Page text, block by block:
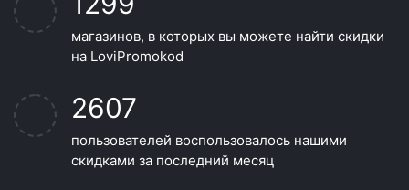
магазинов, в которых вы можете найти скидки
на LoviPromokod
2607
пользователей воспользовалось нашими
скидками за последний месяц